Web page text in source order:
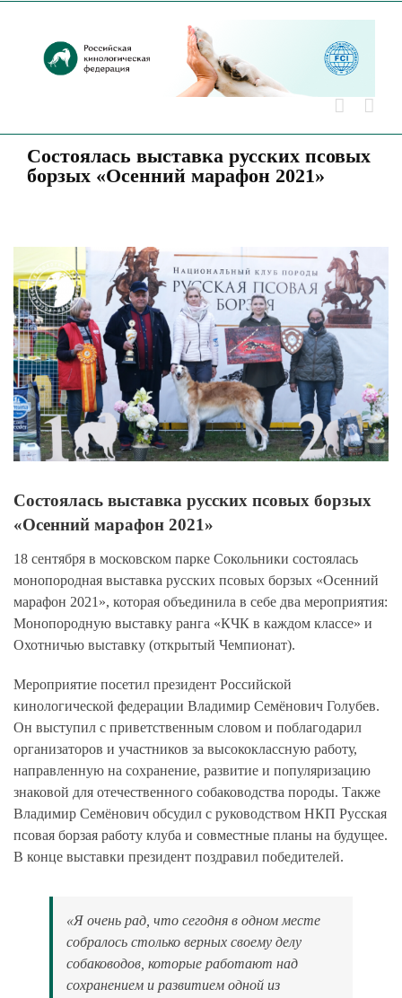
Состоялась выставка русских псовых
борзых «Осенний марафон 2021»
Larger
Image
Состоялась выставка русских псовых борзых
«Осенний марафон 2021»
18 сентября в московском парке Сокольники состоялась
монопородная выставка русских псовых борзых «Осенний
марафон 2021», которая объединила в себе два мероприятия:
Монопородную выставку ранга «КЧК в каждом классе» и
Охотничью выставку (открытый Чемпионат).
Мероприятие посетил президент Российской
кинологической федерации Владимир Семёнович Голубев.
Он выступил с приветственным словом и поблагодарил
организаторов и участников за высококлассную работу,
направленную на сохранение, развитие и популяризацию
знаковой для отечественного собаководства породы. Также
Владимир Семёнович обсудил с руководством НКП Русская
псовая борзая работу клуба и совместные планы на будущее.
В конце выставки президент поздравил победителей.
«Я очень рад, что сегодня в одном месте
собралось столько верных своему делу
собаководов, которые работают над
сохранением и развитием одной из